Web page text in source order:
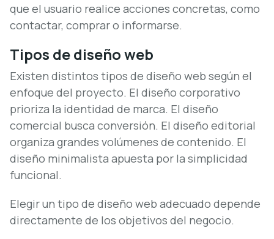
que el usuario realice acciones concretas, como
contactar, comprar o informarse.
Tipos de diseño web
Existen distintos tipos de diseño web según el
enfoque del proyecto. El diseño corporativo
prioriza la identidad de marca. El diseño
comercial busca conversión. El diseño editorial
organiza grandes volúmenes de contenido. El
diseño minimalista apuesta por la simplicidad
funcional.
Elegir un tipo de diseño web adecuado depende
directamente de los objetivos del negocio.